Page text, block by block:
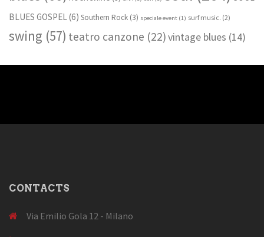
BLUES GOSPEL (6) Southern Rock (3) speciale event (1) surf music. (2)
swing (57) teatro canzone (22)vintage blues (14)
CONTACTS
Via Emilio Gola 12 - Milano